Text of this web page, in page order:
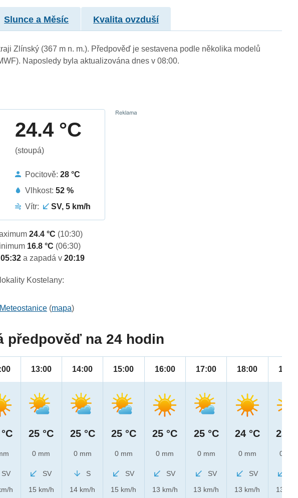
Slunce a Měsíc Kvalita ovzduší
Zlínský (367 m n. m.). Předpověď je sestavena podle několika modelů
Naposledy byla aktualizována dnes v 08:00.
24.4 °C
(stoupá)
Pocitově:28 °C
Vlhkost:52 %
Vítr:
SV, 5 km/h
24.4 °C (10:30)
16.8 °C (06:30)
05:32a zapadá v20:19
Kostelany:
Meteostanice (mapa)
předpověď na 24 hodin
SV
h
13:00
25 °C
0 mm
SV
15 km/h
14:00
25 °C
0 mm
S
14 km/h
15:00
25 °C
0 mm
SV
15 km/h
16:00
25 °C
0 mm
SV
13 km/h
17:00
25 °C
0 mm
SV
13 km/h
18:00
24 °C
0 mm
SV
13 km/h
19:00
23 °C
0 mm
13 km/h